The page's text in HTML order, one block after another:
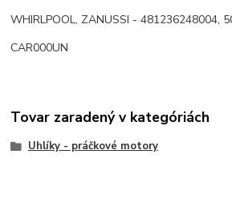
WHIRLPOOL, ZANUSSI - 481236248004,
CAR000UN
Tovar zaradený v kategóriách
Uhlíky - práčkové motory